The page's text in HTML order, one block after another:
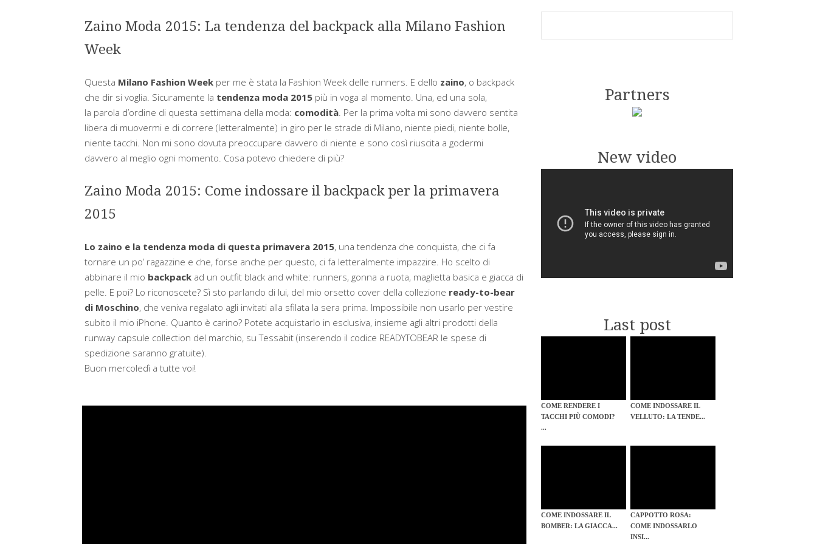
Zaino Moda 2015: La tendenza del backpack alla Milano Fashion
Week
Questa Milano Fashion Weekper me è stata la Fashion Week delle runners. E dello zaino, o backpack
che dir si voglia. Sicuramente la tendenza moda 2015più in voga al momento. Una, ed una sola,
la parola d’ordine di questa settimana della moda: comodità. Per la prima volta mi sono davvero sentita
libera di muovermi e di correre (letteralmente) in giro per le strade di Milano, niente piedi, niente bolle,
niente tacchi. Non mi sono dovuta preoccupare davvero di niente e sono così riuscita a godermi
davvero al meglio ogni momento. Cosa potevo chiedere di più?
Zaino Moda 2015: Come indossare il backpack per la primavera
2015
Lo zaino e la tendenza moda di questa primavera 2015, una tendenza che conquista, che ci fa
tornare un po’ ragazzine e che, forse anche per questo, ci fa letteralmente impazzire. Ho scelto di
abbinare il mio backpackad un outfit black and white: runners, gonna a ruota, maglietta basica e giacca di
pelle. E poi? Lo riconoscete? Sì sto parlando di lui, del mio orsetto cover della collezione ready-to-bear
di Moschino, che veniva regalato agli invitati alla sfilata la sera prima. Impossibile non usarlo per vestire
subito il mio iPhone. Quanto è carino? Potete acquistarlo in esclusiva, insieme agli altri prodotti della
runway capsule collection del marchio, su Tessabit (inserendo il codice READYTOBEAR le spese di
spedizione saranno gratuite).
Buon mercoledì a tutte voi!
Partners
New video
Last post
COME RENDERE I
TACCHI PIÙ COMODI?
...
COME INDOSSARE IL
VELLUTO: LA TENDE...
COME INDOSSARE IL
BOMBER: LA GIACCA...
CAPPOTTO ROSA:
COME INDOSSARLO
INSI...